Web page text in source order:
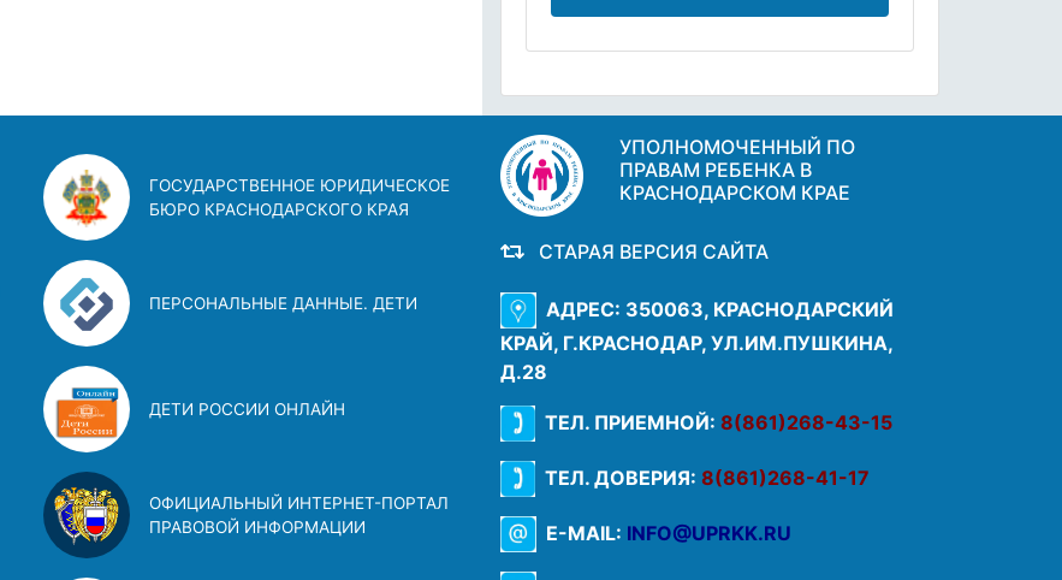
ГОСУДАРСТВЕННОЕ ЮРИДИЧЕСКОЕ
БЮРО КРАСНОДАРСКОГО КРАЯ
ПЕРСОНАЛЬНЫЕ ДАННЫЕ. ДЕТИ
ДЕТИ РОССИИ ОНЛАЙН
ОФИЦИАЛЬНЫЙ ИНТЕРНЕТ-ПОРТАЛ
ПРАВОВОЙ ИНФОРМАЦИИ
УПОЛНОМОЧЕННЫЙ ПО
ПРАВАМ РЕБЕНКА В
КРАСНОДАРСКОМ КРАЕ
СТАРАЯ ВЕРСИЯ САЙТА
АДРЕС: 350063, КРАСНОДАРСКИЙ
КРАЙ, Г.КРАСНОДАР, УЛ.ИМ.ПУШКИНА,
Д.28
ТЕЛ. ПРИЕМНОЙ: 8(861)268-43-15
ТЕЛ. ДОВЕРИЯ: 8(861)268-41-17
E-MAIL: INFO@UPRKK.RU